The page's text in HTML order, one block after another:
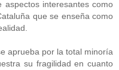
aspectos interesantes como
que se enseña como
aprueba por la total minoría
su fragilidad en cuanto